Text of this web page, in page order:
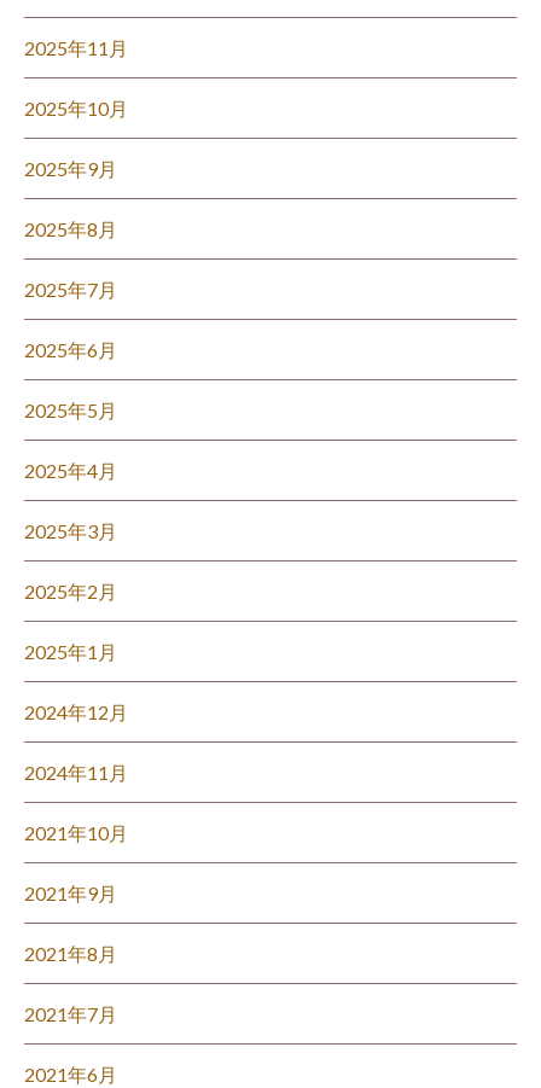
2025年11月
2025年10月
2025年9月
2025年8月
2025年7月
2025年6月
2025年5月
2025年4月
2025年3月
2025年2月
2025年1月
2024年12月
2024年11月
2021年10月
2021年9月
2021年8月
2021年7月
2021年6月